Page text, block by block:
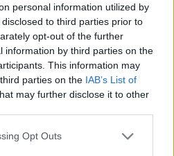
personal information utilized by
to third parties prior to
opt-out of the further
information by third parties on the
This information may
parties on the IAB’s List of
may further disclose it to other
Opt Outs